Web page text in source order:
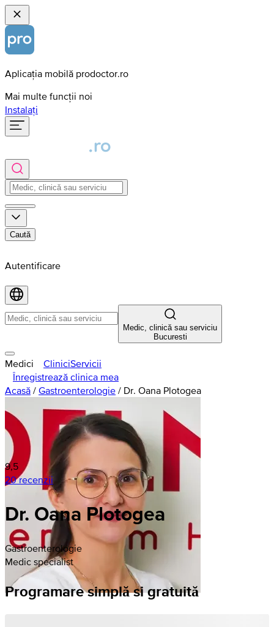
Aplicația mobilă prodoctor.ro
Mai multe funcții noi
Instalați
Caută
Autentificare
Medic, clinică sau serviciu
Bucuresti
Medici CliniciServicii
Înregistrează clinica mea
Acasă / Gastroenterologie / Dr. Oana Plotogea
9,5
20 recenzii
Dr. Oana Plotogea
Gastroenterologie
Medic specialist
Programare simplă si gratuită